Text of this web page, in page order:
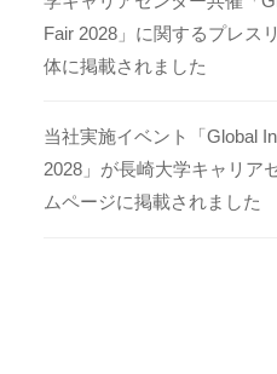
Fair 2028」に関するプレス
体に掲載されました
当社実施イベント「Global
2028」が長崎大学キャリア
ムページに掲載されました